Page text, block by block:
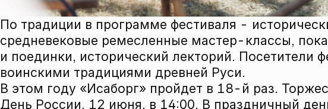
По традиции в программе фестиваля -
средневековые ремесленные мастер-классы,
и поединки, исторический лекторий. Посетители
воинскими традициями древней Руси.
В этом году «Исаборг» пройдет в 18-й раз.
День России, 12 июня, в 14:00. В праздничный